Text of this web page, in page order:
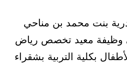
بنت محمد بن مناحي
معيد تخصص رياض
بكلية التربية بشقراء